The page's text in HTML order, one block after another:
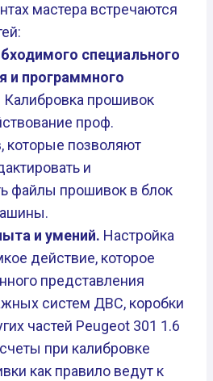
мастера встречаются
специального
и программного
Калибровка прошивок
проф.
которые позволяют
и
файлы прошивок в блок
и умений. Настройка
действие, которое
представления
систем ДВС, коробки
частей Peugeot 301 1.6
при калибровке
как правило ведут к